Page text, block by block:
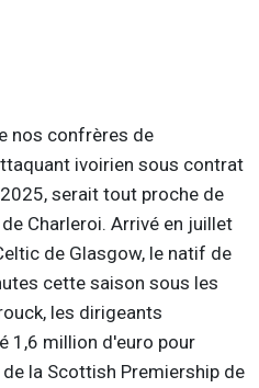
nos confrères de
ivoirien sous contrat
serait tout proche de
Charleroi. Arrivé en juillet
de Glasgow, le natif de
cette saison sous les
les dirigeants
1,6 million d'euro pour
la Scottish Premiership de